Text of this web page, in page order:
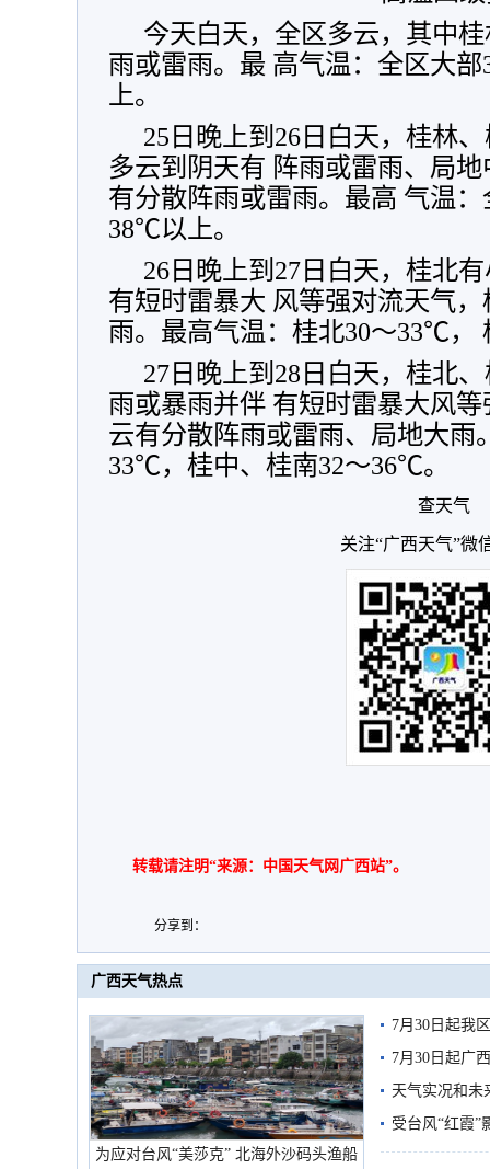
今天白天，全区多云，其中
雨或雷雨。最 高气温：全区大
上。
25日晚上到26日白天，桂林
多云到阴天有 阵雨或雷雨、局
有分散阵雨或雷雨。最高 气温
38℃以上。
26日晚上到27日白天，桂北
有短时雷暴大 风等强对流天气
雨。最高气温：桂北30～33℃，
27日晚上到28日白天，桂北
雨或暴雨并伴 有短时雷暴大风
云有分散阵雨或雷雨、局地大雨
33℃，桂中、桂南32～36℃。
查天气
关注“广西天气”微
转载请注明“来源：中国天气网广西站”。
分享到：
广西天气热点
为应对台风“美莎克” 北海外沙码头渔船
7月30日起我
7月30日起广
天气实况和未
受台风“红霞”
有较强降雨